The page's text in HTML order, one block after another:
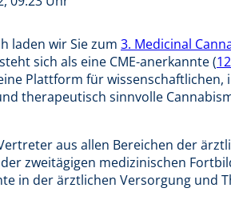
laden wir Sie zum 3. Medicinal
sich als eine CME-anerkannte (
Plattform für
therapeutisch sinnvolle
aus allen Bereichen der
zweitägigen medizinischen
in der ärztlichen Versorgung und